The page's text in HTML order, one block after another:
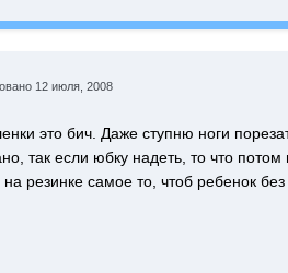
12 июля, 2008
это бич. Даже ступню ноги
так если юбку надеть, то что потом
резинке самое то, чтоб ребенок